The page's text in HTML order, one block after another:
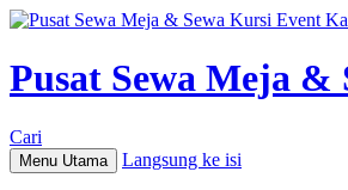
Pusat Sewa Meja
Cari
Menu Utama Langsung ke isi